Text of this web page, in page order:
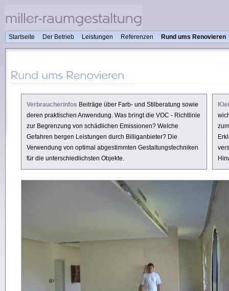
Startseite Der Betrieb Leistungen Referenzen Rund ums Renovieren
Verbraucherinfos Beiträge über Farb- und Stilberatung sowie
deren praktischen Anwendung. Was bringt die VOC - Richtlinie
zur Begrenzung von schädlichen Emissionen? Welche
Gefahren bergen Leistungen durch Billiganbieter? Die
Verwendung von optimal abgestimmten Gestaltungstechniken
für die unterschiedlichsten Objekte.